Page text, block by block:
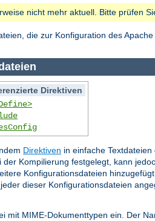
nicht mehr aktuell. Bitte prüfen
die zur Konfiguration des
Direktiven
Direktiven in einfache
Kompilierung festgelegt, kann
Konfigurationsdateien
dieser Konfigurationsdateien
mit MIME-Dokumenttypen ein. Der